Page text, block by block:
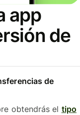
app
de
de
obtendrás el tipo